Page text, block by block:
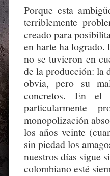
Porque esta
terriblemente
creado para
en harte ha logrado.
no se tuvieron en
de la producción: la
obvia, pero su
concretos. En
particularmente
monopolización
los años veinte
sin piedad los
nuestros días sigue
colombiano esté